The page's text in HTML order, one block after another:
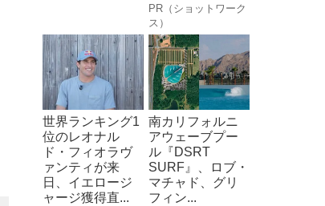
PR（ショットワーク
ス）
世界ランキング1
位のレオナル
ド・フィオラヴ
ァンティが来
日、イエロージ
ャージ獲得直...
南カリフォルニ
アウェーブプー
ル『DSRT
SURF』、ロブ・
マチャド、グリ
フィン...